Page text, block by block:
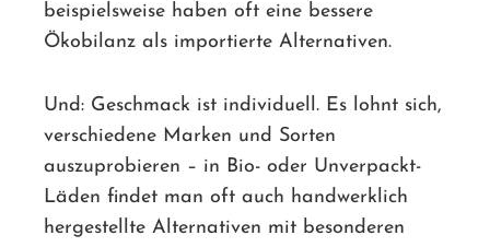
beispielsweise haben oft eine bessere
Ökobilanz als importierte Alternativen.
Und: Geschmack ist individuell. Es lohnt sich,
verschiedene Marken und Sorten
auszuprobieren – in Bio- oder Unverpackt-
Läden findet man oft auch handwerklich
hergestellte Alternativen mit besonderen